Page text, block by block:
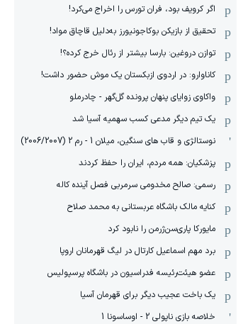
اگر کرویف بود، فران تورس را اخراج می‌کرد!
تحقیق از بازیکن بوکاجونیورز به‌دلیل قاچاق مواد!
توازن دروغین: بارسا بیشتر از رئال خرج کرده؟!
کاناوارو: در اردوی ازبکستان یک موش حضور داشت!
واکاوی زوایای پنهان پرونده گل‌گهر - چادرملو
یک تیم دیگر مدعی کسب سهمیه آسیا شد
نوستالژی و قاب های سنگین، میلان 1 - رم 2 (2006/2007)
پزشکیان: همه مردم، ایران را حفظ کردند
رسمی: صالح مخدومی سرمربی فصل آینده کاله
کنایه مالک باشگاه عربستانی به محمد صلاح
مایورکا پاری‌سن‌ژرمن را نابود کرد
برد مهم اسماعیل کارتال در لیگ قهرمانان اروپا
عضو هیئت‌رئیسه فدراسیون در باشگاه پرسپولیس
یک باخت عجیب دیگر برای قهرمان آسیا
خلاصه بازی ناپولی 2 - اوساسونا 1